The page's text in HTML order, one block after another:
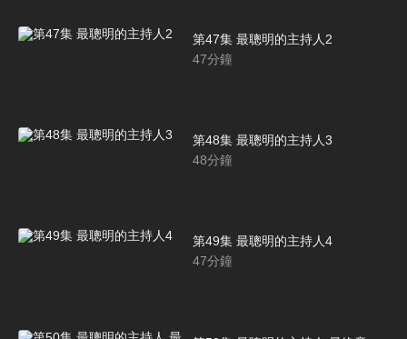
第47集 最聰明的主持人2
47分鐘
第48集 最聰明的主持人3
48分鐘
第49集 最聰明的主持人4
47分鐘